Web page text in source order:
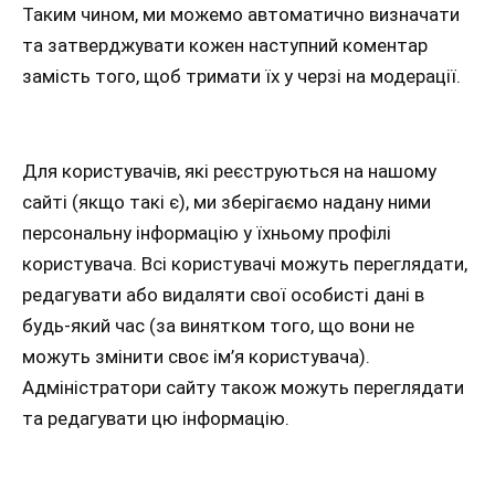
Таким чином, ми можемо автоматично визначати
та затверджувати кожен наступний коментар
замість того, щоб тримати їх у черзі на модерації.
Для користувачів, які реєструються на нашому
сайті (якщо такі є), ми зберігаємо надану ними
персональну інформацію у їхньому профілі
користувача. Всі користувачі можуть переглядати,
редагувати або видаляти свої особисті дані в
будь-який час (за винятком того, що вони не
можуть змінити своє ім’я користувача).
Адміністратори сайту також можуть переглядати
та редагувати цю інформацію.